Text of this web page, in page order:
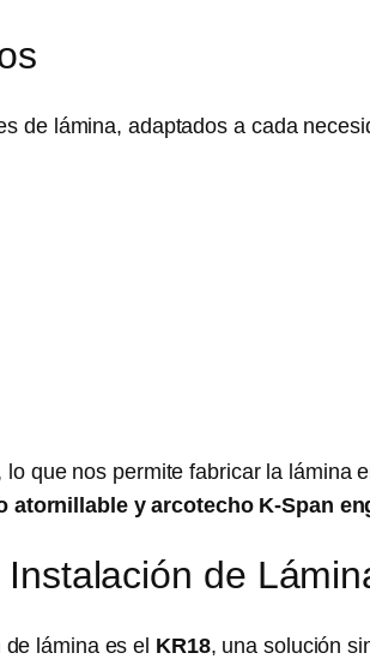
de lámina, adaptados a cada
lo que nos permite fabricar la lámina
atornillable y arcotecho K-Span
de
lámina es el KR18, una solución